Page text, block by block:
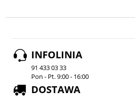
INFOLINIA
91 433 03 33
Pon - Pt. 9:00 - 16:00
DOSTAWA